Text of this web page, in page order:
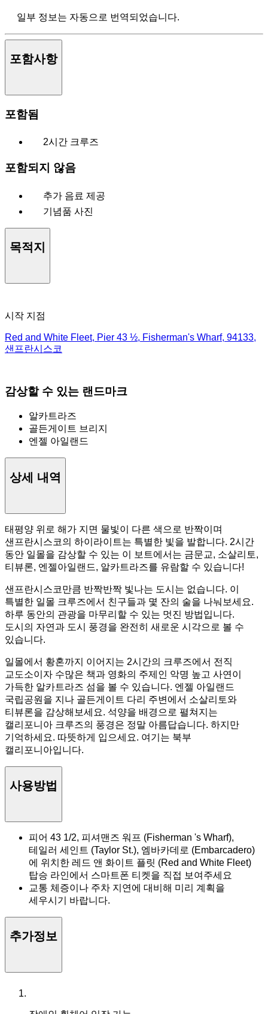
일부 정보는 자동으로 번역되었습니다.
포함사항
포함됨
2시간 크루즈
포함되지 않음
추가 음료 제공
기념품 사진
목적지
시작 지점
Red and White Fleet, Pier 43 ½, Fisherman's Wharf, 94133,
샌프란시스코
감상할 수 있는 랜드마크
알카트라즈
골든게이트 브리지
엔젤 아일랜드
상세 내역
태평양 위로 해가 지면 물빛이 다른 색으로 반짝이며
샌프란시스코의 하이라이트는 특별한 빛을 발합니다. 2시간
동안 일몰을 감상할 수 있는 이 보트에서는 금문교, 소살리토,
티뷰론, 엔젤아일랜드, 알카트라즈를 유람할 수 있습니다!
샌프란시스코만큼 반짝반짝 빛나는 도시는 없습니다. 이
특별한 일몰 크루즈에서 친구들과 몇 잔의 술을 나눠보세요.
하루 동안의 관광을 마무리할 수 있는 멋진 방법입니다.
도시의 자연과 도시 풍경을 완전히 새로운 시각으로 볼 수
있습니다.
일몰에서 황혼까지 이어지는 2시간의 크루즈에서 전직
교도소이자 수많은 책과 영화의 주제인 악명 높고 사연이
가득한 알카트라즈 섬을 볼 수 있습니다. 엔젤 아일랜드
국립공원을 지나 골든게이트 다리 주변에서 소살리토와
티뷰론을 감상해보세요. 석양을 배경으로 펼쳐지는
캘리포니아 크루즈의 풍경은 정말 아름답습니다. 하지만
기억하세요. 따뜻하게 입으세요. 여기는 북부
캘리포니아입니다.
사용방법
피어 43 1/2, 피셔맨즈 워프 (Fisherman 's Wharf),
테일러 세인트 (Taylor St.), 엠바카데로 (Embarcadero)
에 위치한 레드 앤 화이트 플릿 (Red and White Fleet)
탑승 라인에서 스마트폰 티켓을 직접 보여주세요
교통 체증이나 주차 지연에 대비해 미리 계획을
세우시기 바랍니다.
추가정보